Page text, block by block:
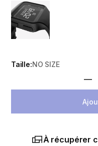
Choose a variant
Taille:NO SIZE
À récupérer